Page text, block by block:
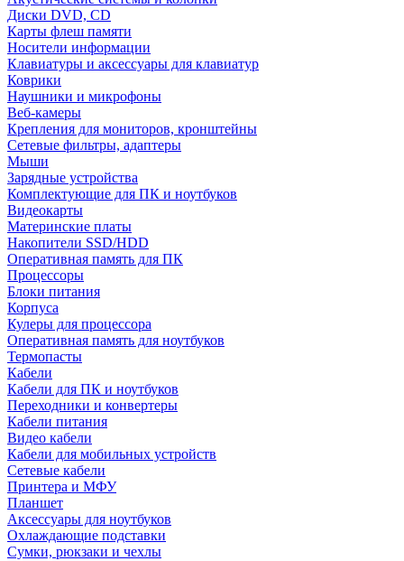
Диски DVD, CD
Карты флеш памяти
Носители информации
Клавиатуры и аксессуары для клавиатур
Коврики
Наушники и микрофоны
Веб-камеры
Крепления для мониторов, кронштейны
Сетевые фильтры, адаптеры
Мыши
Зарядные устройства
Комплектующие для ПК и ноутбуков
Видеокарты
Материнские платы
Накопители SSD/HDD
Оперативная память для ПК
Процессоры
Блоки питания
Корпуса
Кулеры для процессора
Оперативная память для ноутбуков
Термопасты
Кабели
Кабели для ПК и ноутбуков
Переходники и конвертеры
Кабели питания
Видео кабели
Кабели для мобильных устройств
Сетевые кабели
Принтера и МФУ
Планшет
Аксессуары для ноутбуков
Охлаждающие подставки
Сумки, рюкзаки и чехлы